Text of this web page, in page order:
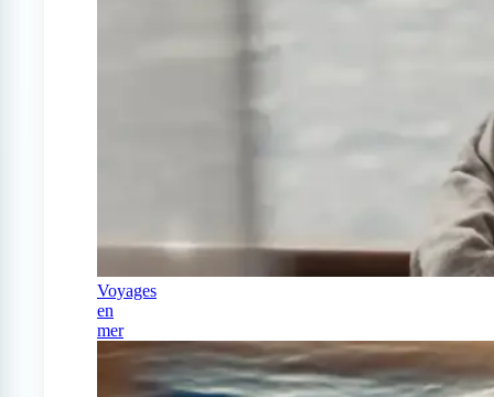
Voyages
en
mer